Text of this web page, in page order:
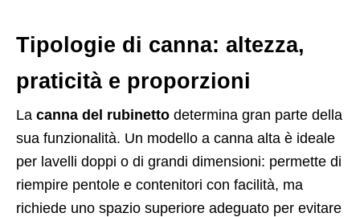
Tipologie di canna: altezza,
praticità e proporzioni
La canna del rubinetto determina gran parte della
sua funzionalità. Un modello a canna alta è ideale
per lavelli doppi o di grandi dimensioni: permette di
riempire pentole e contenitori con facilità, ma
richiede uno spazio superiore adeguato per evitare